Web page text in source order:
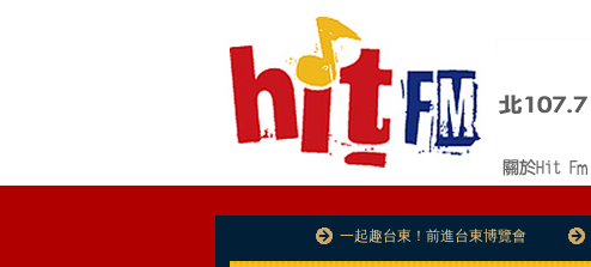
一起趣台東！前進台東博覽會